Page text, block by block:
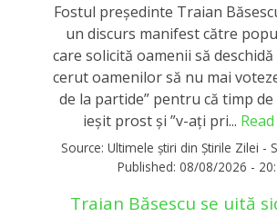
Fostul președinte Traian
un discurs manifest către
care solicită oamenii să deschidă
cerut oamenilor să nu mai
de la partide” pentru că timp de
ieșit prost și ”v-ați pri...
Source: Ultimele știri din Știrile Zilei -
Published: 08/08/2026 -
Traian Băsescu se uită